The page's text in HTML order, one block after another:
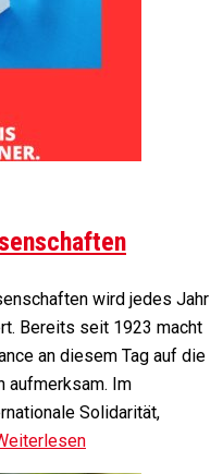
wird jedes Jahr
Bereits seit 1923 macht
an diesem Tag auf die
aufmerksam. Im
Solidarität,